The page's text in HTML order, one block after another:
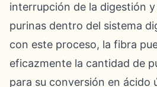
interrupción de la digestión
purinas dentro del sistema
con este proceso, la fibra
eficazmente la cantidad de
para su conversión en ácido